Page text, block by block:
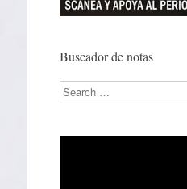
Buscador de notas
Search